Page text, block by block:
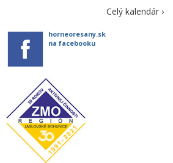
Celý kalendár ›
horneoresany.sk
na facebooku